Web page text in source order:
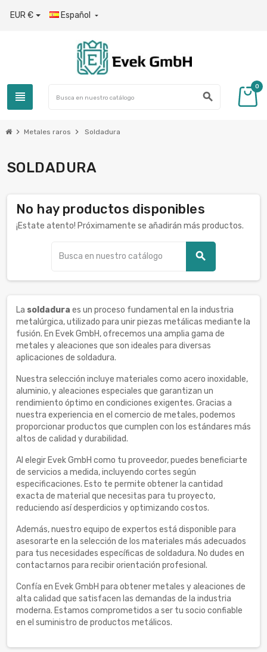
EUR € Español 
view_headline search
0
chevron_right Metales raros chevron_right Soldadura
SOLDADURA
No hay productos disponibles
¡Estate atento! Próximamente se añadirán más productos.
search
La soldadura es un proceso fundamental en la industria
metalúrgica, utilizado para unir piezas metálicas mediante la
fusión. En Evek GmbH, ofrecemos una amplia gama de
metales y aleaciones que son ideales para diversas
aplicaciones de soldadura.
Nuestra selección incluye materiales como acero inoxidable,
aluminio, y aleaciones especiales que garantizan un
rendimiento óptimo en condiciones exigentes. Gracias a
nuestra experiencia en el comercio de metales, podemos
proporcionar productos que cumplen con los estándares más
altos de calidad y durabilidad.
Al elegir Evek GmbH como tu proveedor, puedes beneficiarte
de servicios a medida, incluyendo cortes según
especificaciones. Esto te permite obtener la cantidad
exacta de material que necesitas para tu proyecto,
reduciendo así desperdicios y optimizando costos.
Además, nuestro equipo de expertos está disponible para
asesorarte en la selección de los materiales más adecuados
para tus necesidades específicas de soldadura. No dudes en
contactarnos para recibir orientación profesional.
Confía en Evek GmbH para obtener metales y aleaciones de
alta calidad que satisfacen las demandas de la industria
moderna. Estamos comprometidos a ser tu socio confiable
en el suministro de productos metálicos.